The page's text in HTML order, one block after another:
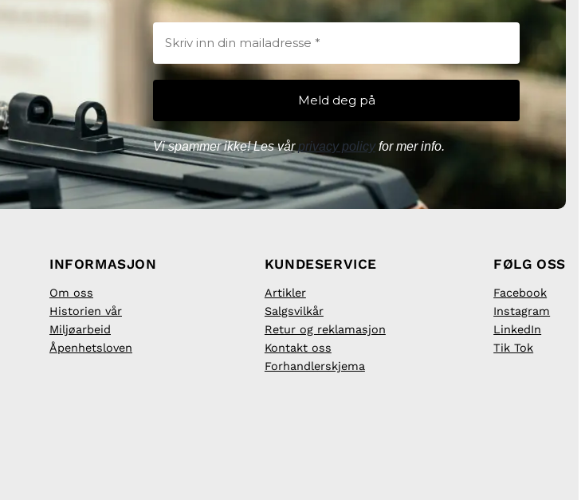
Vi spammer ikke! Les vårprivacy policyfor mer info.
INFORMASJON
Om oss
Historien vår
Miljøarbeid
Åpenhetsloven
KUNDESERVICE
Artikler
Salgsvilkår
Retur og reklamasjon
Kontakt oss
Forhandlerskjema
FØLG OSS
Facebook
Instagram
LinkedIn
Tik Tok